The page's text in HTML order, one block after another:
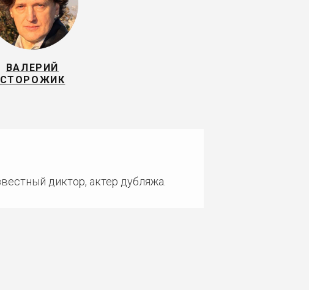
ВАЛЕРИЙ
СТОРОЖИК
диктор, актер дубляжа.